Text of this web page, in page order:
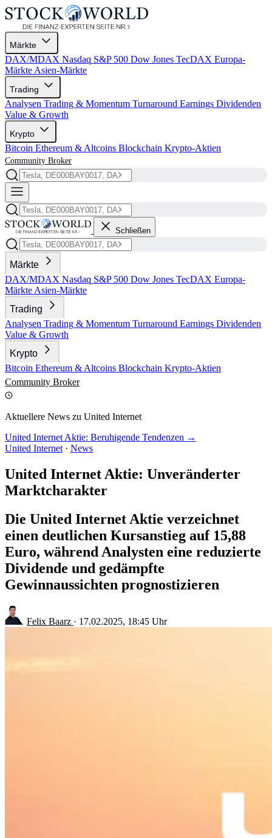
Märkte
DAX/MDAX Nasdaq S&P 500 Dow Jones TecDAX Europa-
Märkte Asien-Märkte
Trading
Analysen Trading & Momentum Turnaround Earnings Dividenden
Value & Growth
Krypto
Bitcoin Ethereum & Altcoins Blockchain Krypto-Aktien
Community Broker
Schließen
Märkte
DAX/MDAX Nasdaq S&P 500 Dow Jones TecDAX Europa-
Märkte Asien-Märkte
Trading
Analysen Trading & Momentum Turnaround Earnings Dividenden
Value & Growth
Krypto
Bitcoin Ethereum & Altcoins Blockchain Krypto-Aktien
Community Broker
Aktuellere News zu United Internet
United Internet Aktie: Beruhigende Tendenzen →
United Internet · News
United Internet Aktie: Unveränderter
Marktcharakter
Die United Internet Aktie verzeichnet
einen deutlichen Kursanstieg auf 15,88
Euro, während Analysten eine reduzierte
Dividende und gedämpfte
Gewinnaussichten prognostizieren
Felix Baarz · 17.02.2025, 18:45 Uhr